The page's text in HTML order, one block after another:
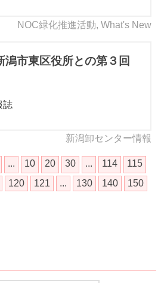
NOC緑化推進活動, What's New
市東区役所との第３回
誌
新潟卸センター情報
... 10 20 30 ... 114
115
120 121 ... 130 140
150